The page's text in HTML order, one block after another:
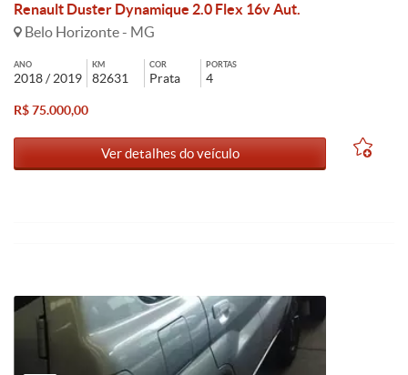
Renault Duster Dynamique 2.0 Flex 16v Aut.
Belo Horizonte - MG
ANO
2018 / 2019
KM
82631
COR
Prata
PORTAS
4
R$ 75.000,00
Ver detalhes do veículo